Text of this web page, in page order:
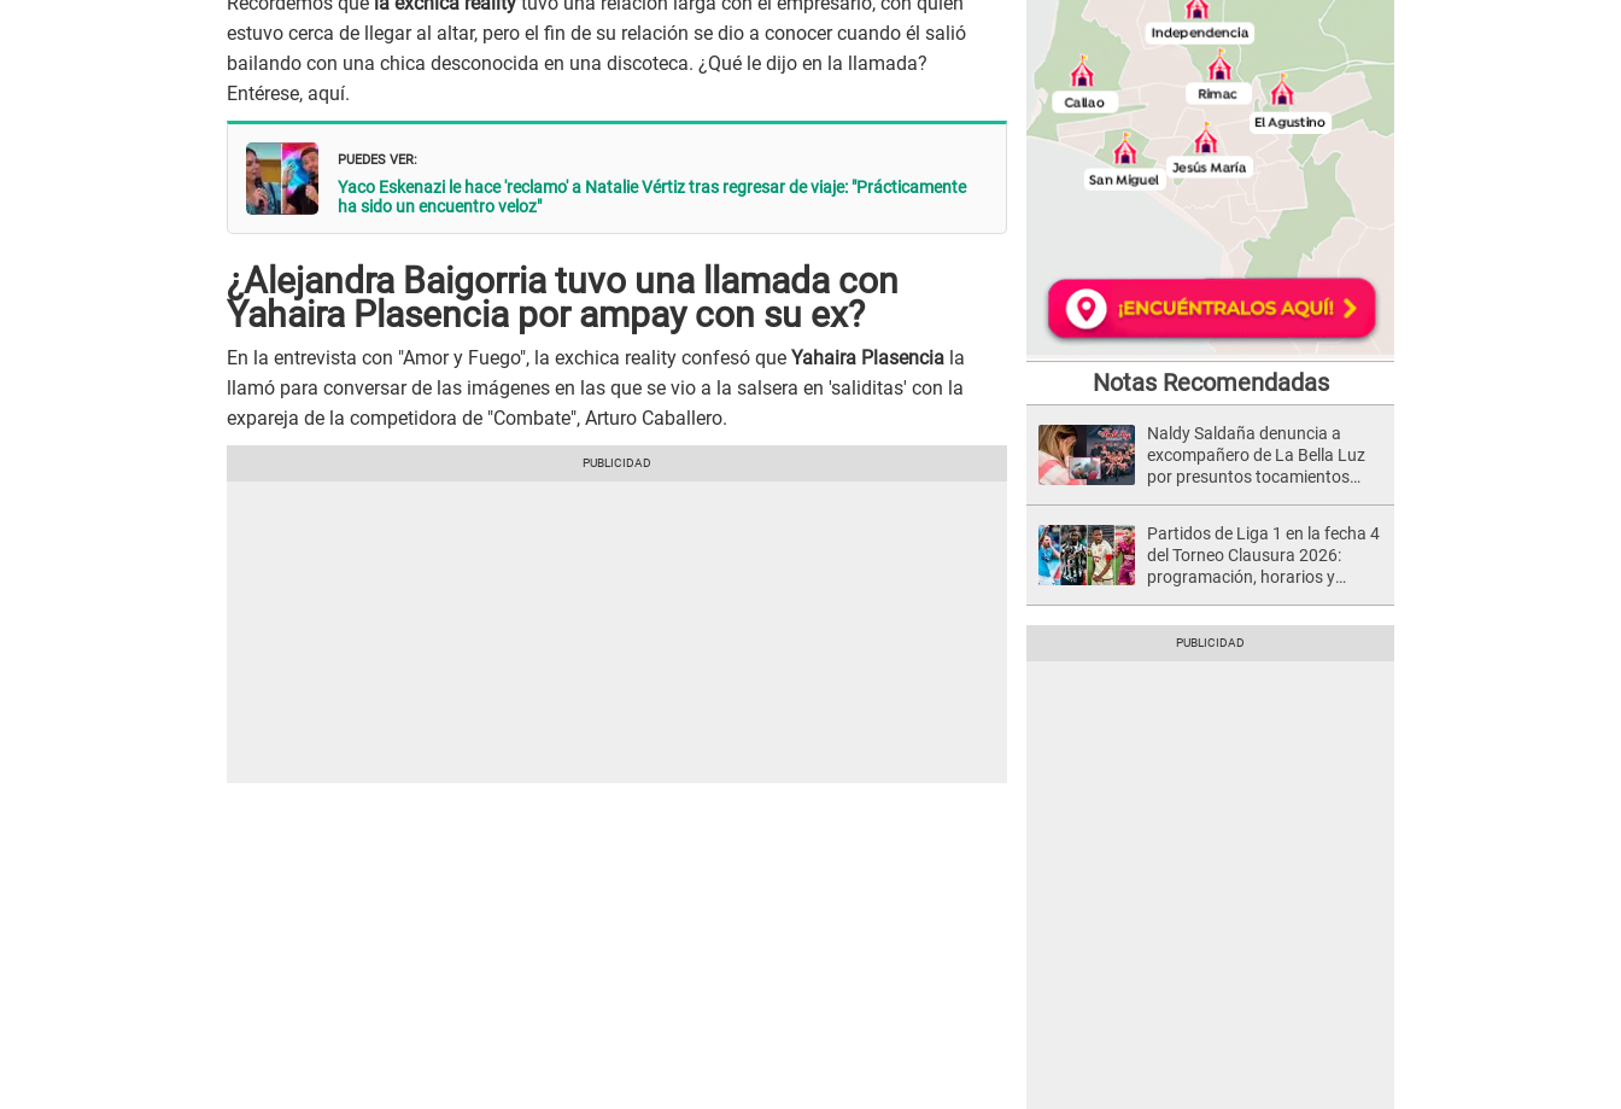
estuvo cerca de llegar al altar, pero el fin de su relación se dio a conocer cuando él salió
bailando con una chica desconocida en una discoteca. ¿Qué le dijo en la llamada?
Entérese, aquí.
PUEDES VER:
Yaco Eskenazi le hace 'reclamo' a Natalie Vértiz tras regresar de viaje: "Prácticamente
ha sido un encuentro veloz"
¿Alejandra Baigorria tuvo una llamada con
Yahaira Plasencia por ampay con su ex?
En la entrevista con "Amor y Fuego", la exchica reality confesó que Yahaira Plasencia la
llamó para conversar de las imágenes en las que se vio a la salsera en 'saliditas' con la
expareja de la competidora de "Combate", Arturo Caballero.
Notas Recomendadas
Naldy Saldaña denuncia a
excompañero de La Bella Luz
por presuntos tocamientos
Partidos de Liga 1 en la fecha 4
del Torneo Clausura 2026:
programación, horarios y